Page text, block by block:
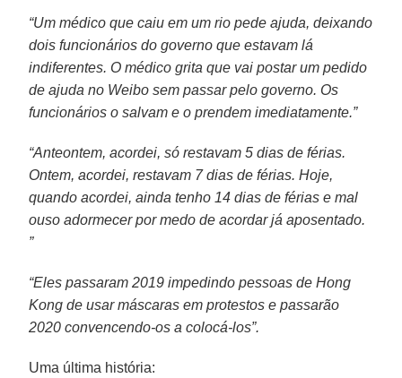
“Um médico que caiu em um rio pede ajuda, deixando
dois funcionários do governo que estavam lá
indiferentes. O médico grita que vai postar um pedido
de ajuda no Weibo sem passar pelo governo. Os
funcionários o salvam e o prendem imediatamente.”
“Anteontem, acordei, só restavam 5 dias de férias.
Ontem, acordei, restavam 7 dias de férias. Hoje,
quando acordei, ainda tenho 14 dias de férias e mal
ouso adormecer por medo de acordar já aposentado.
”
“Eles passaram 2019 impedindo pessoas de Hong
Kong de usar máscaras em protestos e passarão
2020 convencendo-os a colocá-los”.
Uma última história: